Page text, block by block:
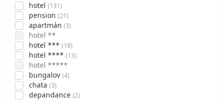
hotel (131)
pension (21)
apartmán (3)
hotel **
hotel *** (18)
hotel **** (13)
hotel *****
bungalov (4)
chata (3)
depandance (2)